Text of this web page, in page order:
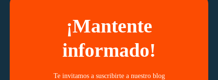
¡Mantente
informado!
Te invitamos a suscribirte a nuestro blog